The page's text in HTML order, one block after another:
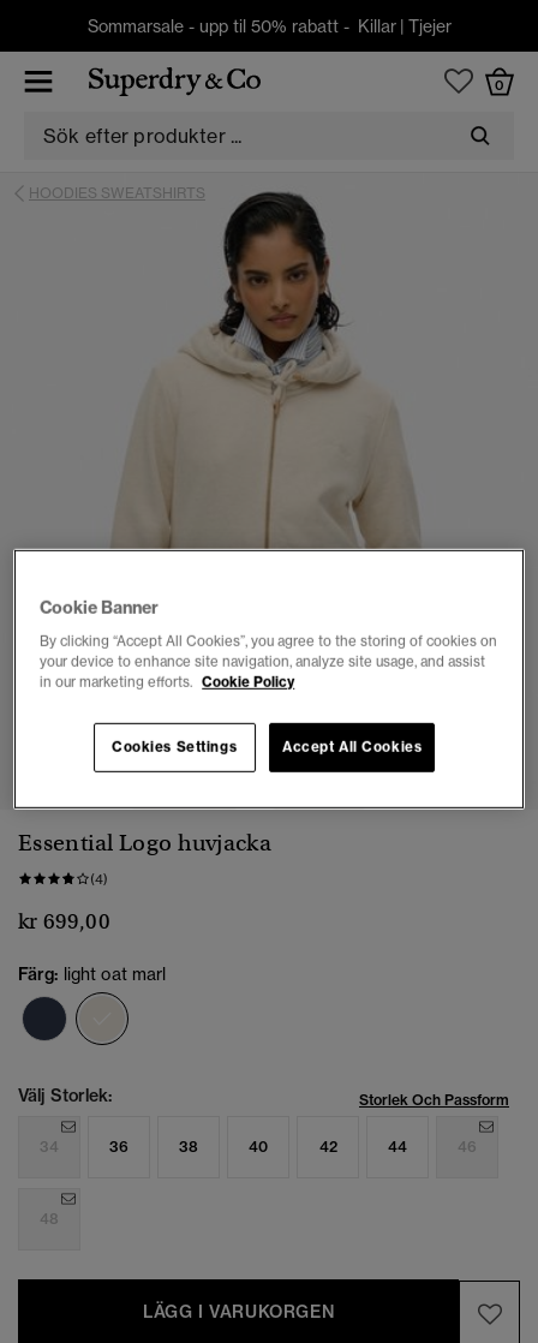
Sommarsale - upp til 50% rabatt - Killar| Tjejer
0
HOODIES SWEATSHIRTS
1 2 4 5
Essential Logo huvjacka
(4)
kr 699,00
Färg: light oat marl
Välj Storlek: Storlek Och Passform
34 36 38 40 42 44 46
48
LÄGG I VARUKORGEN
Cookie Banner
By clicking “Accept All Cookies”, you agree to the storing of cookies on
your device to enhance site navigation, analyze site usage, and assist
in our marketing efforts. Cookie Policy
Accept All Cookies
Cookies Settings